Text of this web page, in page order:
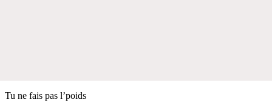
Tu ne fais pas l’poids